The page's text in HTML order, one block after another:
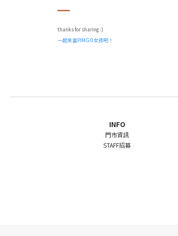
thanks for sharing :)
一起來當PIMGO女孩吧！
INFO
門市資訊
STAFF招募